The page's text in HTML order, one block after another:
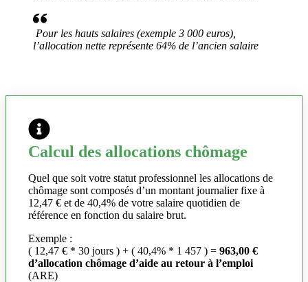
Pour les hauts salaires (exemple 3 000 euros),
l’allocation nette représente 64% de l’ancien salaire
Calcul des allocations chômage
Quel que soit votre statut professionnel les allocations de
chômage sont composés d’un montant journalier fixe à
12,47 € et de 40,4% de votre salaire quotidien de
référence en fonction du salaire brut.
Exemple :
( 12,47 € * 30 jours ) + ( 40,4% * 1 457 ) = 963,00 €
d’allocation chômage d’aide au retour à l’emploi
(ARE)